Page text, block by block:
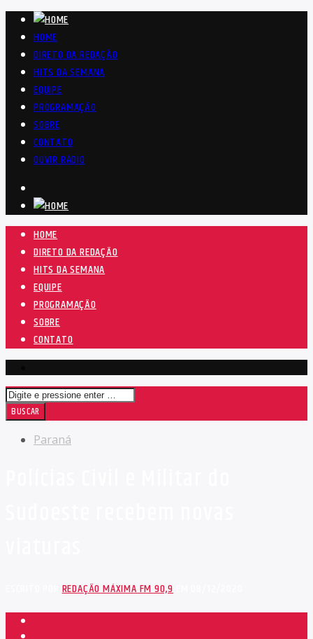
HOME
DIRETO DA REDAÇÃO
HITS DA SEMANA
EQUIPE
PROGRAMAÇÃO
SOBRE
CONTATO
OUVIR RÁDIO
HOME
DIRETO DA REDAÇÃO
HITS DA SEMANA
EQUIPE
PROGRAMAÇÃO
SOBRE
CONTATO
Paraná
ESCRITO PORREDAÇÃO MÁXIMA FM 90,9EM 08/12/2020